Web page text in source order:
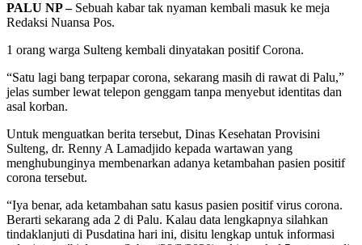
PALU NP –Sebuah kabar tak nyaman kembali masuk ke meja
Redaksi Nuansa Pos.
1 orang warga Sulteng kembali dinyatakan positif Corona.
“Satu lagi bang terpapar corona, sekarang masih di rawat di Palu,”
jelas sumber lewat telepon genggam tanpa menyebut identitas dan
asal korban.
Untuk menguatkan berita tersebut, Dinas Kesehatan Provisini
Sulteng, dr. Renny A Lamadjido kepada wartawan yang
menghubunginya membenarkan adanya ketambahan pasien positif
corona tersebut.
“Iya benar, ada ketambahan satu kasus pasien positif virus corona.
Berarti sekarang ada 2 di Palu. Kalau data lengkapnya silahkan
tindaklanjuti di Pusdatina hari ini, disitu lengkap untuk informasi